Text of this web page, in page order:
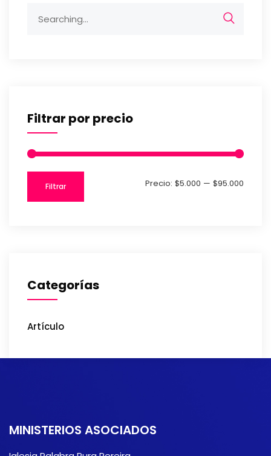
Filtrar por precio
Filtrar Precio: $5.000 — $95.000
Categorías
Artículo
MINISTERIOS ASOCIADOS